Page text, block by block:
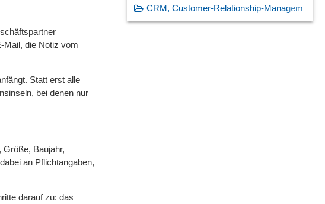
Mail, die Notiz vom
Statt erst alle
bei denen nur
Größe, Baujahr,
an Pflichtangaben,
darauf zu: das
CRM, Customer-Relationship-Managem
ent